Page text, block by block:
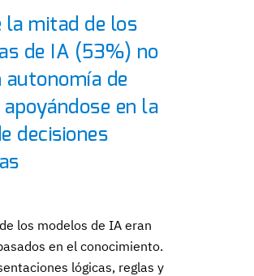
la mitad de los
de IA (53%) no
autonomía de
apoyándose en la
decisiones
los modelos de IA eran
en el conocimiento.
lógicas, reglas y